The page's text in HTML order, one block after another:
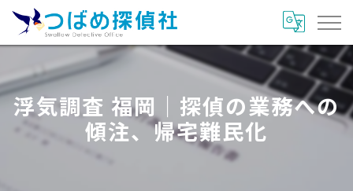
浮気調査 福岡｜探偵の業務への
傾注、帰宅難民化